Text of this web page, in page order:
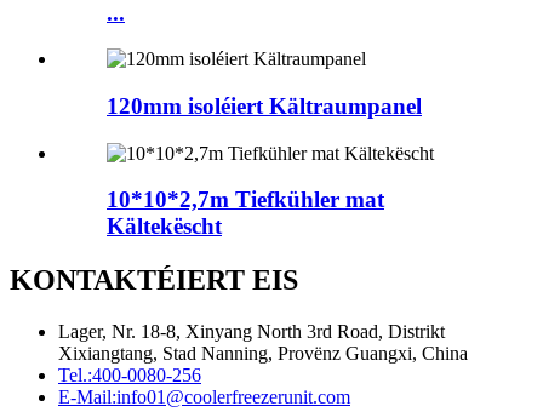
...
120mm isoléiert Kältraumpanel
10*10*2,7m Tiefkühler mat
Kältekëscht
KONTAKTÉIERT EIS
Lager, Nr. 18-8, Xinyang North 3rd Road, Distrikt
Xixiangtang, Stad Nanning, Provënz Guangxi, China
Tel.:400-0080-256
E-Mail:info01@coolerfreezerunit.com